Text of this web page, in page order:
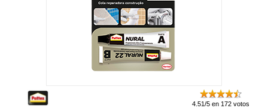
4.51/5 en 172 votos